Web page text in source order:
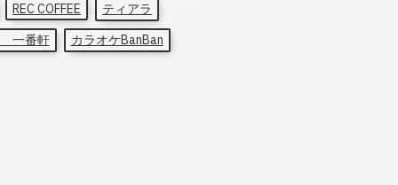
REC COFFEE
ティアラ
一番軒
カラオケBanBan